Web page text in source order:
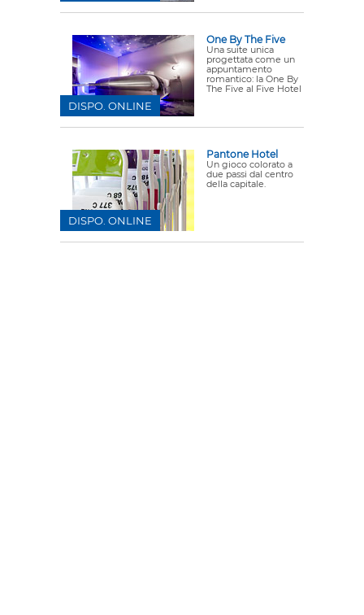
One By The Five
Una suite unica
progettata come un
appuntamento
romantico: la One By
The Five al Five Hotel
DISPO. ONLINE
Pantone Hotel
Un gioco colorato a
due passi dal centro
della capitale.
DISPO. ONLINE